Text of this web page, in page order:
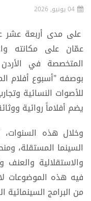
04 يونيو, 2026
على مدى أربعة عشر
عمّان على مكانته
المتخصصة في
بوصفه "أسبوع أفلام
للأصوات النسائية
يضم أفلاماً روائية
وخلال هذه السنوات،
السينما المستقلة،
والاستقلالية
فيه هذه الموضوعات
من البرامج السينمائية